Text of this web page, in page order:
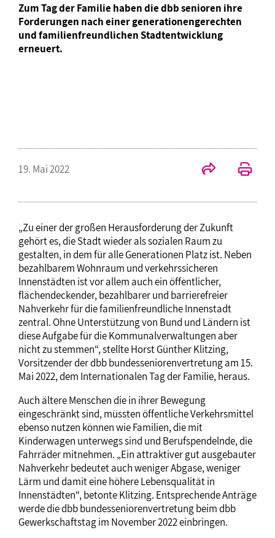
Zum Tag der Familie haben die dbb senioren ihre
Forderungen nach einer generationengerechten
und familienfreundlichen Stadtentwicklung
erneuert.
19. Mai 2022
„Zu einer der großen Herausforderung der Zukunft
gehört es, die Stadt wieder als sozialen Raum zu
gestalten, in dem für alle Generationen Platz ist. Neben
bezahlbarem Wohnraum und verkehrssicheren
Innenstädten ist vor allem auch ein öffentlicher,
flächendeckender, bezahlbarer und barrierefreier
Nahverkehr für die familienfreundliche Innenstadt
zentral. Ohne Unterstützung von Bund und Ländern ist
diese Aufgabe für die Kommunalverwaltungen aber
nicht zu stemmen“, stellte Horst Günther Klitzing,
Vorsitzender der dbb bundesseniorenvertretung am 15.
Mai 2022, dem Internationalen Tag der Familie, heraus.
Auch ältere Menschen die in ihrer Bewegung
eingeschränkt sind, müssten öffentliche Verkehrsmittel
ebenso nutzen können wie Familien, die mit
Kinderwagen unterwegs sind und Berufspendelnde, die
Fahrräder mitnehmen. „Ein attraktiver gut ausgebauter
Nahverkehr bedeutet auch weniger Abgase, weniger
Lärm und damit eine höhere Lebensqualität in
Innenstädten“, betonte Klitzing. Entsprechende Anträge
werde die dbb bundesseniorenvertretung beim dbb
Gewerkschaftstag im November 2022 einbringen.